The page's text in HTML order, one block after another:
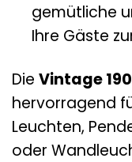
gemütliche
Ihre Gäste
Die Vintage
hervorragend
Leuchten,
oder